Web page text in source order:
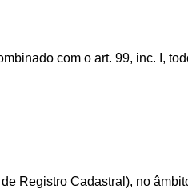
com o art. 99, inc. I,
Registro Cadastral), no